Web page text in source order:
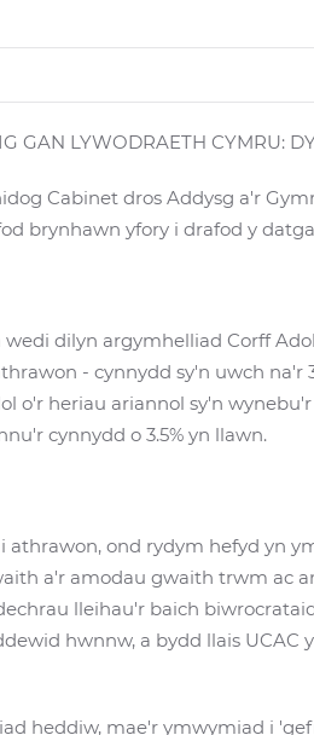
GAN LYWODRAETH CYMRU:
Cabinet dros Addysg a'r
brynhawn yfory i drafod y
dilyn argymhelliad Corff
- cynnydd sy'n uwch na'r
o'r heriau ariannol sy'n
cynnydd o 3.5% yn llawn.
ond rydym hefyd yn
a'r amodau gwaith trwm ac
lleihau'r baich
hwnnw, a bydd llais UCAC
heddiw, mae'r ymwymiad i